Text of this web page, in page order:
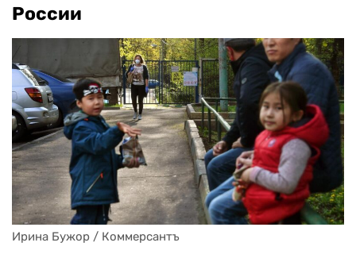
России
Ирина Бужор / Коммерсантъ